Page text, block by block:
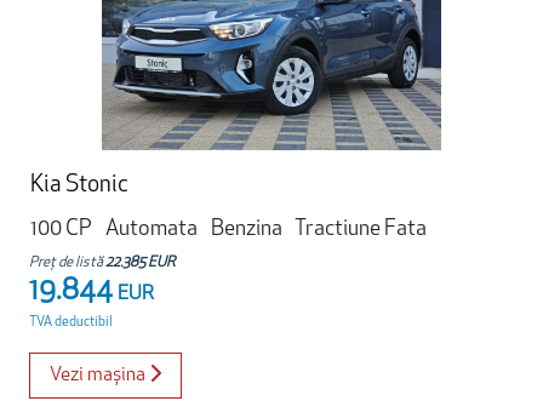
Kia Stonic
100 CP
Automata Benzina Tractiune Fata
Preț de listă22.385 EUR
19.844 EUR
TVA deductibil
Vezi mașina